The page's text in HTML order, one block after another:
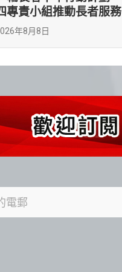
專責小組推動長者服務
年8月8日